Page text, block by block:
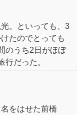
。といっても、3
たのでとっても
のうち2日がほぼ
行だった。
をはせた前橋